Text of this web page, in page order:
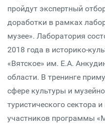
пройдут экспертный
доработки в рамках
музее». Лаборатория
2018 года в историко-
«Вятское» им. Е.А.
области. В тренинге
сфере культуры и
туристического сектора
участников программы